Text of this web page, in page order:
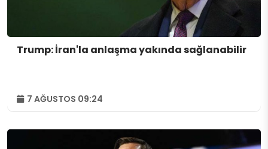
Trump: İran'la anlaşma yakında sağlanabilir
7 AĞUSTOS 09:24